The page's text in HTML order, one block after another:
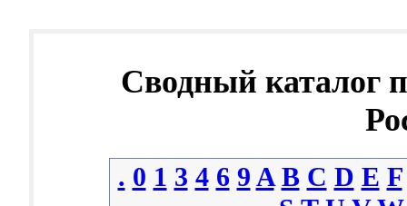
Сводный каталог
. 0 1 3 4 6 9 A B C D E F